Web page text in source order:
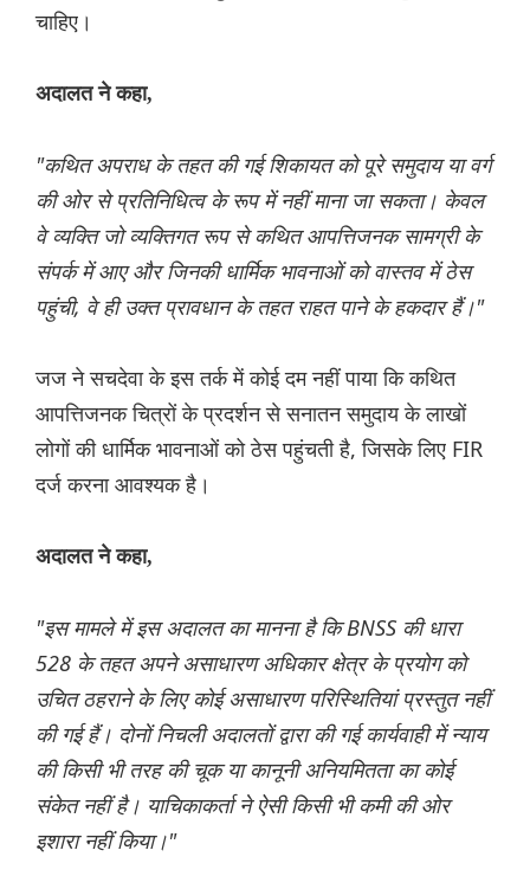
चाहिए।
अदालत ने कहा,
"कथित अपराध के तहत की गई शिकायत को पूरे समुदाय या वर्ग
की ओर से प्रतिनिधित्व के रूप में नहीं माना जा सकता। केवल
वे व्यक्ति जो व्यक्तिगत रूप से कथित आपत्तिजनक सामग्री के
संपर्क में आए और जिनकी धार्मिक भावनाओं को वास्तव में ठेस
पहुंची, वे ही उक्त प्रावधान के तहत राहत पाने के हकदार हैं।"
जज ने सचदेवा के इस तर्क में कोई दम नहीं पाया कि कथित
आपत्तिजनक चित्रों के प्रदर्शन से सनातन समुदाय के लाखों
लोगों की धार्मिक भावनाओं को ठेस पहुंचती है, जिसके लिए FIR
दर्ज करना आवश्यक है।
अदालत ने कहा,
"इस मामले में इस अदालत का मानना ​​है कि BNSS की धारा
528 के तहत अपने असाधारण अधिकार क्षेत्र के प्रयोग को
उचित ठहराने के लिए कोई असाधारण परिस्थितियां प्रस्तुत नहीं
की गई हैं। दोनों निचली अदालतों द्वारा की गई कार्यवाही में न्याय
की किसी भी तरह की चूक या कानूनी अनियमितता का कोई
संकेत नहीं है। याचिकाकर्ता ने ऐसी किसी भी कमी की ओर
इशारा नहीं किया।"